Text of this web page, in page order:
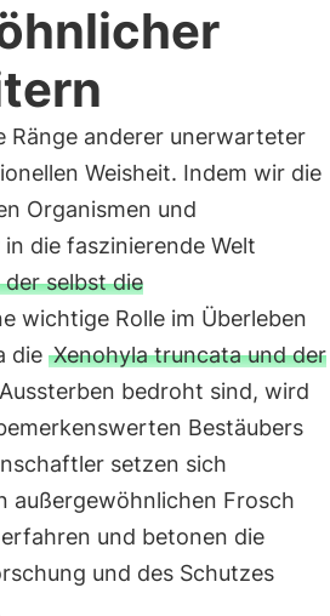
Ränge anderer unerwarteter
Weisheit. Indem wir die
Organismen und
die faszinierende Welt
der selbst die
wichtige Rolle im Überleben
die Xenohyla truncata und der
bedroht sind, wird
Bestäubers
setzen sich
außergewöhnlichen Frosch
und betonen die
und des Schutzes